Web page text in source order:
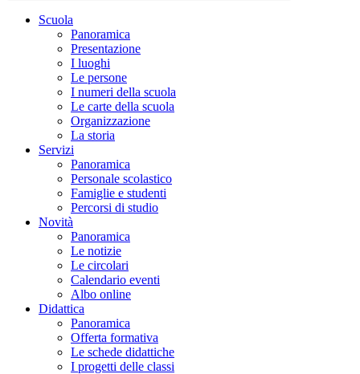
Scuola
Panoramica
Presentazione
I luoghi
Le persone
I numeri della scuola
Le carte della scuola
Organizzazione
La storia
Servizi
Panoramica
Personale scolastico
Famiglie e studenti
Percorsi di studio
Novità
Panoramica
Le notizie
Le circolari
Calendario eventi
Albo online
Didattica
Panoramica
Offerta formativa
Le schede didattiche
I progetti delle classi